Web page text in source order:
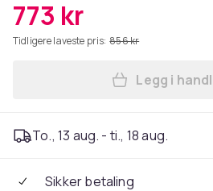
773 kr
Tidligere laveste pris: 856 kr
Legg i
To., 13 aug. - ti., 18 aug.
Sikker betaling